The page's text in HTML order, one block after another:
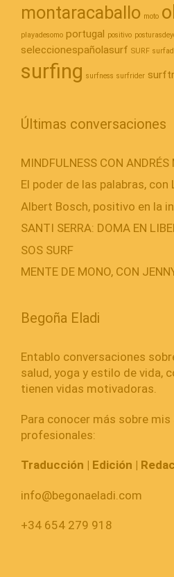
montaracaballo moto
playadesomo portugal positivo
seleccionespañolasurf SURF
surfing surfness surfrider
Últimas conversaciones
MINDFULNESS CON ANDRÉS
El poder de las palabras,
Albert Bosch, positivo en la
SANTI SERRA: DOMA EN
SOS SURF
MENTE DE MONO, CON
Begoña Eladi
Entablo conversaciones
salud, yoga y estilo de vida,
tienen vidas motivadoras.
Para conocer más sobre
profesionales:
Traducción | Edición |
info@begonaeladi.com
+34 654 279 918